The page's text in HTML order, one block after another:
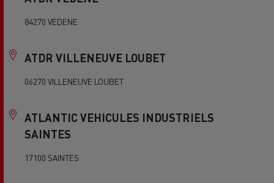
84270 VEDENE
ATDR VILLENEUVE LOUBET
06270 VILLENEUVE LOUBET
ATLANTIC VEHICULES INDUSTRIELS
SAINTES
17100 SAINTES